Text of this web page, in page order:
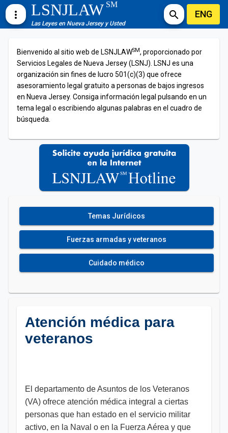
more_vert LSNJLAWSM
Las Leyes en Nueva Jersey y Usted
search ENG
Bienvenido al sitio web de LSNJLAWSM, proporcionado por
Servicios Legales de Nueva Jersey (LSNJ). LSNJ es una
organización sin fines de lucro 501(c)(3) que ofrece
asesoramiento legal gratuito a personas de bajos ingresos
en Nueva Jersey. Consiga información legal pulsando en un
tema legal o escribiendo algunas palabras en el cuadro de
búsqueda.
Temas Jurídicos
Fuerzas armadas y veteranos
Cuidado médico
Atención médica para
veteranos
El departamento de Asuntos de los Veteranos
(VA) ofrece atención médica integral a ciertas
personas que han estado en el servicio militar
activo, en la Naval o en la Fuerza Aérea y que